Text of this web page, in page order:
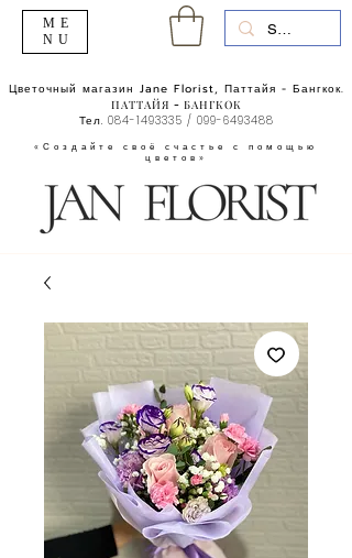
«Создайте своё счастье с помощью
цветов»
Цветочный магазин Jane Florist, Паттайя - Бангкок.
ПАТТАЙЯ - БАНГКОК
Тел. 084-1493335 / 099-6493488
ME
NU